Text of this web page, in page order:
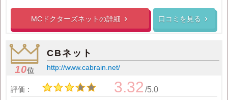
MCドクターズネットの詳細  口コミを見る 
10位
CBネット
http://www.cabrain.net/
評価： 3.32 /5.0